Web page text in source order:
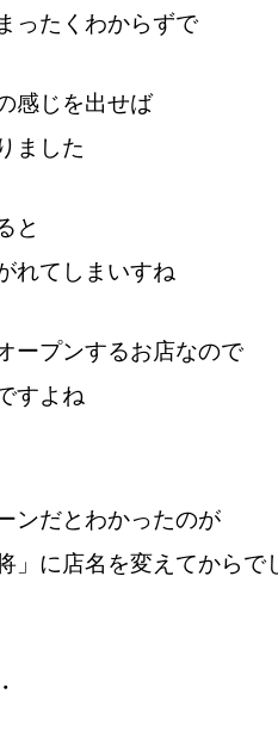
ったくわからずで
感じを出せば
ました
と
れてしまいすね
ープンするお店なので
すよね
ンだとわかったのが
」に店名を変えてからで